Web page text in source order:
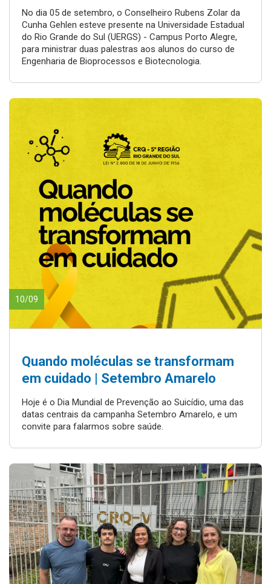
No dia 05 de setembro, o Conselheiro Rubens Zolar da
Cunha Gehlen esteve presente na Universidade Estadual
do Rio Grande do Sul (UERGS) - Campus Porto Alegre,
para ministrar duas palestras aos alunos do curso de
Engenharia de Bioprocessos e Biotecnologia.
10/09
Quando moléculas se transformam
em cuidado | Setembro Amarelo
Hoje é o Dia Mundial de Prevenção ao Suicídio, uma das
datas centrais da campanha Setembro Amarelo, e um
convite para falarmos sobre saúde.